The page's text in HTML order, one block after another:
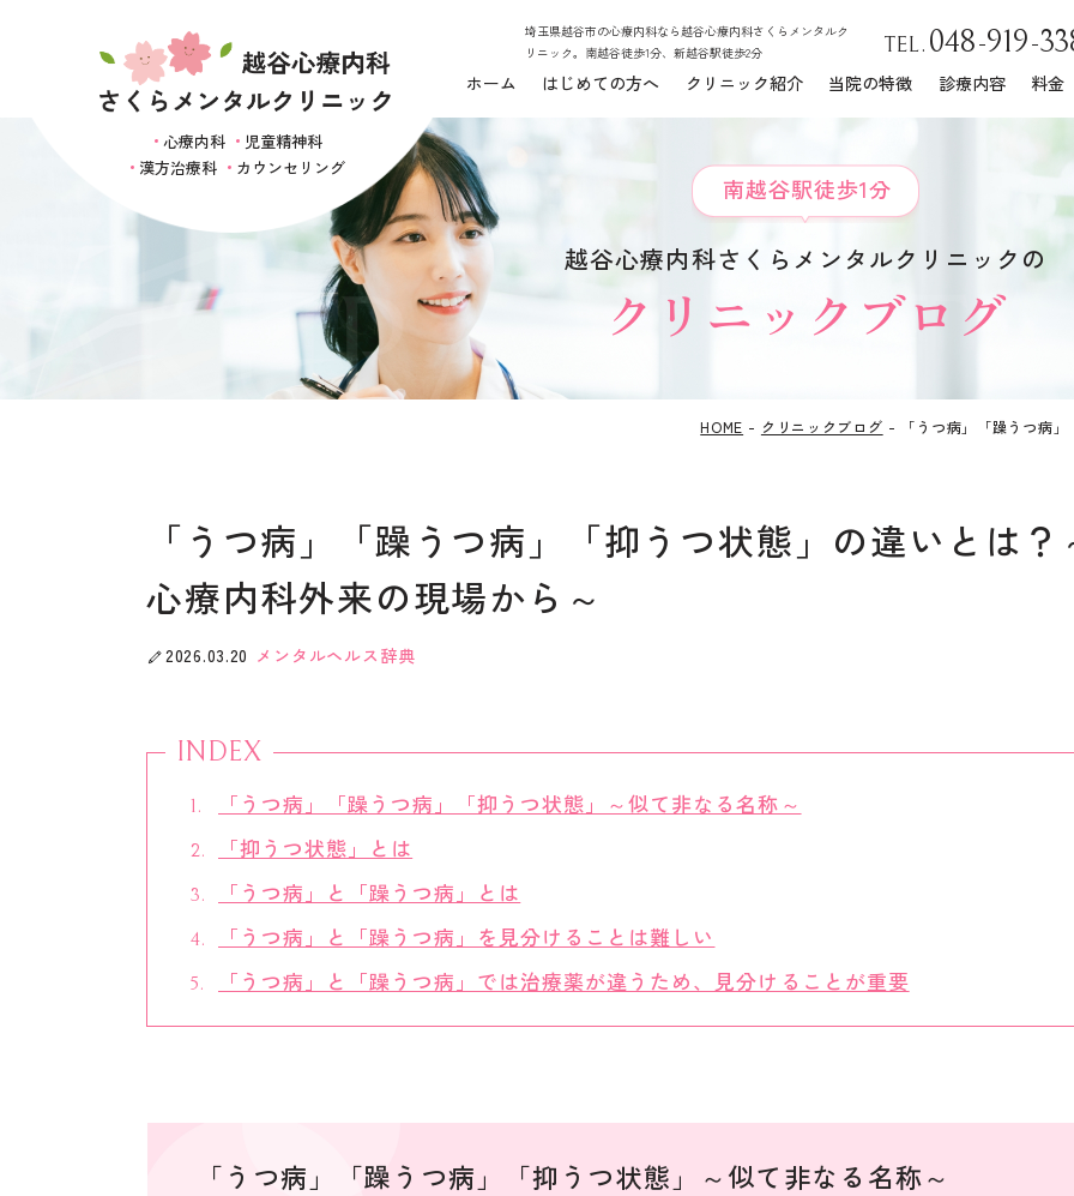
心療内科
児童精神科
漢方治療科
カウンセリング
埼玉県越谷市の心療内科なら越谷心療内科さくらメンタルク
リニック。 南越谷徒歩1分、新越谷駅徒歩2分 TEL.048-919-
ホーム はじめての方へ クリニック紹介 当院の特徴 診療内容
特別カウンセリング（問題解決・集中プログラム） 児童精神科
不安障害 強迫性障害
料金
南越谷駅徒歩1分
越谷心療内科さくらメンタルクリニックの
クリニックブログ
HOME クリニックブログ 「うつ病」「躁うつ病
「うつ病」「躁うつ病」「抑うつ状態」の違いとは？
心療内科外来の現場から～
2026.03.20 メンタルヘルス辞典
INDEX
「うつ病」「躁うつ病」「抑うつ状態」～似て非なる名称～
「抑うつ状態」とは
「うつ病」と「躁うつ病」とは
「うつ病」と「躁うつ病」を見分けることは難しい
「うつ病」と「躁うつ病」では治療薬が違うため、見分けることが重要
「うつ病」「躁うつ病」「抑うつ状態」～似て非なる名称～